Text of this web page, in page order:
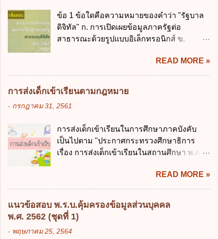
โปร่งใสและตรวจสอบได้ ข้อ 4. พระราช
บัญญัติวิธีการงบประมาณ พ.ศ. 2561 บัญญัติ
ให้การบริหา...
กฎหมายที่ให้จัดเก็บภาษีอากรหรือค่า
ธรรมเนียมเพิ่มขึ้นจากที่กำหนดไว้ในกฎหมาย
เพื่อการนำไปใช้จ่ายตามวัตถุประสงค์หรือเพื่อ
ข้อใด ก. เป็นไปตามความต้องการของชุมชน
ข. เพื่อป็นรายได้ขององค์กรปกครองส่วนท้อง
ถิ่น ค. มีเหตุจำเป็นหรือเหตุฉุกเฉินที่มิอาจหลีก
ปานกลางที่คณะรัฐมนตรีเห็นชอบแล้วไปใช้
ประกอบการพิจารณาในเรื่องต่อไปนี้ ยกเว้น
ข้อใด ก. การจัดเก็บหรือหารายได้ ข. การ
ข้อ 1 ข้อใดคือความหมายของคำว่า "รัฐบาล
ดิจิทัล" ก. การเปิดเผยข้อมูลภาครัฐต่อ
สาธารณะด้วยรูปแบบอิเล็กทรอนิกส์ ข.
การบริหารงาน การให้บริการ การบูรณาการ
ข้อมูลภาครัฐ ค. วิธีการนำสัญลักษณ์ศูนย์และ
หนึ่ง เพื่อใช้สร้างระบบต่าง ๆ ง. สำนักงาน
พัฒนารัฐบาลดิจิทัล (องค์การมหาชน) ข้อ 2
การบริหารงานภาครัฐและการจัดทำบริการ
ดังต่อไปนี้ ยกเว้น ข้อใด ก. ให้มีการใช้ระบบ
ดิจิทัลอย่างคุ้มค่าและเต็มศักยภาพ ข. พัฒนา
โครงสร้างพื้นฐานด้านดิจิทัลที่จำเป็นให้เป็นไป
เครือข่ายดิจิทัล ง. เพิ่มประสิทธิภาคในการใช้
จ่ายงบประมาณให้เกิดความคุ้มค่าและเป็นไป
ตามเป้าหมาย ข้อ 3 ข้อใดกล่าวได้ถูกต้องที่สุด
เกี่ยวกับ "แผนพัฒนารัฐบาลดิจิทัล" ก. เป็นธร
READ MORE »
การส่งเด็กเข้าเรียนตามกฎหมาย
- กรกฎาคม 31, 2561
การส่งเด็กเข้าเรียนในการศึกษาภาคบังคับ
เป็นไปตาม "ประกาศกระทรวงศึกษาธิการ
เรื่อง การส่งเด็กเข้าเรียนในสถานศึกษา พ.ศ.
เรื่อง หลักเกณฑ์และวิธีการปฏิบัติสำหรับผู้ที่
มิใช่ผู้ปกครองซึ่งมีเด็กที่มีอายุในเกณฑ์การ
ศึกษาภาคบังคับอาศัยอยู่" ออกตามความใน
พระราชบัญญัติการศึกษาภาคบังคับ พ.ศ.
2545 ซึ่งเป็นกฎหมายที่มีโทษทางอาญา โดย
มีสาระสำคัญดังนี้ 1. คำว่า "เด็ก" หมายถึง เด็ก
READ MORE »
แนวข้อสอบ พ.ร.บ.คุ้มครองข้อมูลส่วนบุคคล
พ.ศ. 2562 (ชุดที่ 1)
- พฤษภาคม 25, 2564